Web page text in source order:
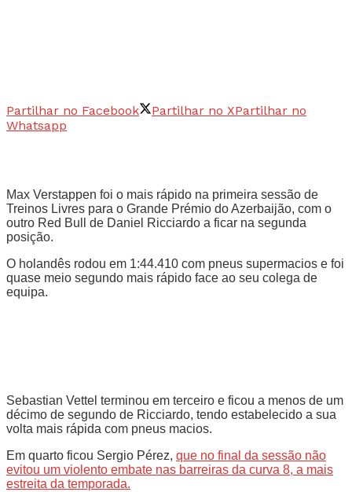
Partilhar no Facebook Partilhar no XPartilhar no
Whatsapp
Max Verstappen foi o mais rápido na primeira sessão de
Treinos Livres para o Grande Prémio do Azerbaijão, com o
outro Red Bull de Daniel Ricciardo a ficar na segunda
posição.
O holandês rodou em 1:44.410 com pneus supermacios e foi
quase meio segundo mais rápido face ao seu colega de
equipa.
Sebastian Vettel terminou em terceiro e ficou a menos de um
décimo de segundo de Ricciardo, tendo estabelecido a sua
volta mais rápida com pneus macios.
Em quarto ficou Sergio Pérez, que no final da sessão não
evitou um violento embate nas barreiras da curva 8, a mais
estreita da temporada.